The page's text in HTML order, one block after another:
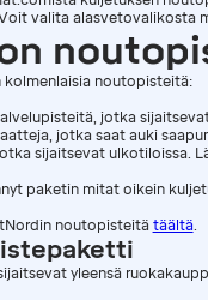
valita alasvetovalikosta
kolmenlaisia noutopisteitä:
jotka
jotka saat auki
sijaitsevat ulkotiloissa.
paketin mitat oikein
noutopisteitä täältä.
yleensä